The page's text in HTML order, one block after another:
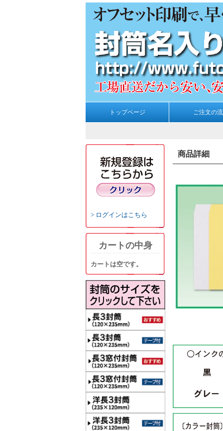
トップページ ご注文の
ログインはこちら
カートの中身
カートは空です。
商品詳細